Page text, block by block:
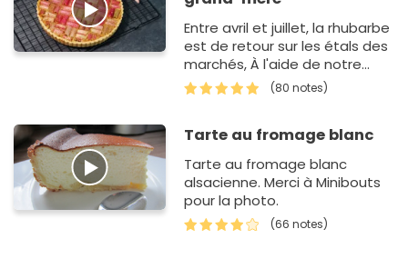
Entre avril et juillet, la rhubarbe
est de retour sur les étals des
marchés, À l'aide de notre
tutoriel, la délicate étape de
la…
(80 notes)
Tarte au fromage blanc
Tarte au fromage blanc
alsacienne. Merci à Minibouts
pour la photo.
(66 notes)